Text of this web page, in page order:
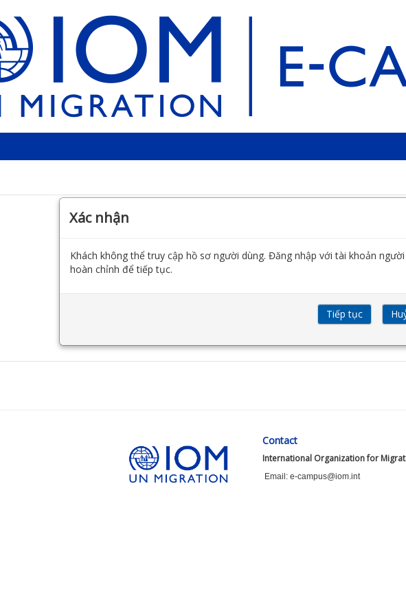
Xác nhận
Khách không thể truy cập hồ sơ người dùng. Đăng nhập với tài khoản
hoàn chỉnh để tiếp tục.
Contact
International Organization for
Email: e-campus@iom.int